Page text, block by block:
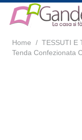
Home / TESSUTI E
Tenda Confezionata